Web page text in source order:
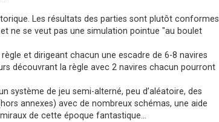
Les résultats des parties sont plutôt conformes
ne se veut pas une simulation pointue "au boulet
et dirigeant chacun une escadre de 6-8 navires
découvrant la règle avec 2 navires chacun pourront
système de jeu semi-alterné, peu d’aléatoire, des
annexes) avec de nombreux schémas, une aide
de cette époque fantastique…